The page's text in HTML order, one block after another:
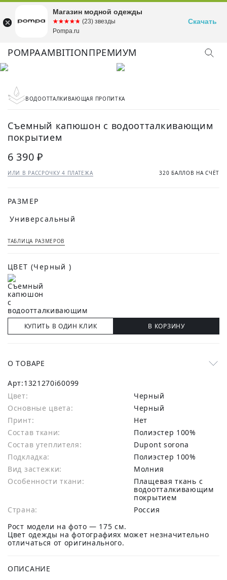
POMPAAMBITIONПРЕМИУМ
ВОДООТТАЛКИВАЮЩАЯ ПРОПИТКА
Съемный капюшон с водоотталкивающим
покрытием
6 390 ₽
ИЛИ В РАССРОЧКУ 4 ПЛАТЕЖА 320 БАЛЛОВ НА СЧЁТ
РАЗМЕР
Универсальный
ТАБЛИЦА РАЗМЕРОВ
ЦВЕТ (Черный )
КУПИТЬ В ОДИН КЛИК В КОРЗИНУ
О ТОВАРЕ
Арт:1321270i60099
Цвет:
Черный
Основные цвета:
черный
Принт:
Нет
Состав ткани:
полиэстер 100%
Состав утеплителя:
Dupont sorona
Подкладка:
Полиэстер 100%
Вид застежки:
Молния
Особенности ткани:
Плащевая ткань с
водоотталкивающим
покрытием
Страна:
Россия
Рост модели на фото — 175 см.
Цвет одежды на фотографиях может незначительно
отличаться от оригинального.
ОПИСАНИЕ
Магазин модной одежды
☆☆☆☆☆
★★★★★ (23) звезды
Pompa.ru
Скачать